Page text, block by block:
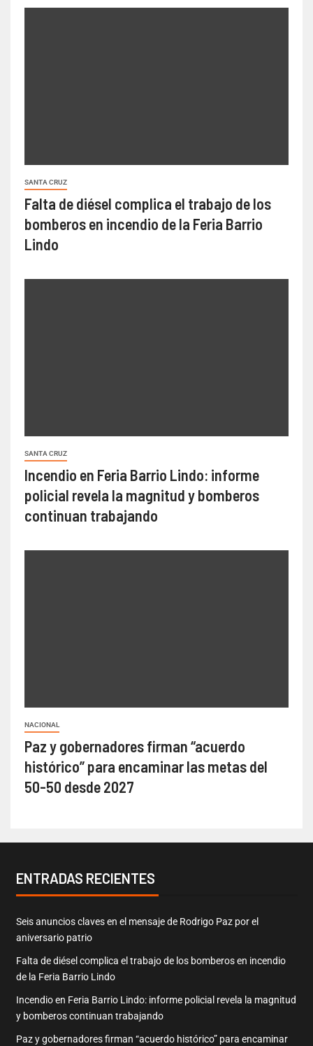
SANTA CRUZ
Falta de diésel complica el trabajo de los
bomberos en incendio de la Feria Barrio
Lindo
SANTA CRUZ
Incendio en Feria Barrio Lindo: informe
policial revela la magnitud y bomberos
continuan trabajando
NACIONAL
Paz y gobernadores firman “acuerdo
histórico” para encaminar las metas del
50-50 desde 2027
ENTRADAS RECIENTES
Seis anuncios claves en el mensaje de Rodrigo Paz por el
aniversario patrio
Falta de diésel complica el trabajo de los bomberos en incendio
de la Feria Barrio Lindo
Incendio en Feria Barrio Lindo: informe policial revela la magnitud
y bomberos continuan trabajando
Paz y gobernadores firman “acuerdo histórico” para encaminar